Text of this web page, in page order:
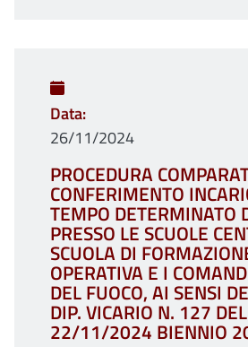
Data
26/11/2024
PROCEDURA
CONFERIMENTO
TEMPO DETERMINATO
PRESSO LE SCUOLE
SCUOLA DI
OPERATIVA E I
DEL FUOCO, AI SENSI
DIP. VICARIO N. 127 DEL
22/11/2024 BIENNIO